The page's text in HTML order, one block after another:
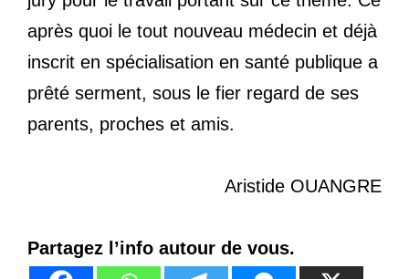
après quoi le tout nouveau médecin et déjà
inscrit en spécialisation en santé publique a
prêté serment, sous le fier regard de ses
parents, proches et amis.
Aristide OUANGRE
Partagez l’info autour de vous.